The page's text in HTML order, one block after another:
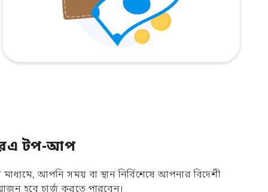
টপ-আপ
আপনি সময় বা স্থান নির্বিশেষে আপনার বিদেশী